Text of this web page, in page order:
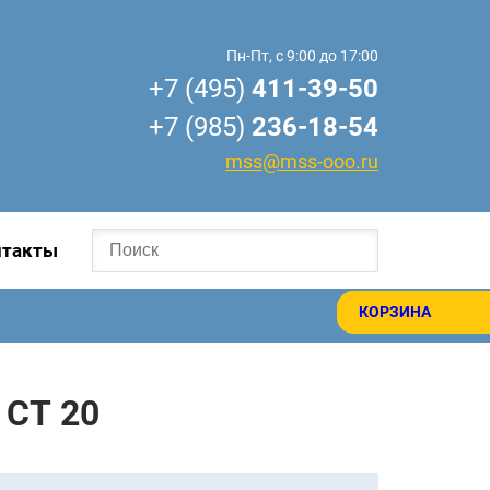
КОРЗИНА
Пн-Пт, с 9:00 до 17:00
+7 (495) 411-39-50
+7 (985) 236-18-54
mss@mss-ooo.ru
20